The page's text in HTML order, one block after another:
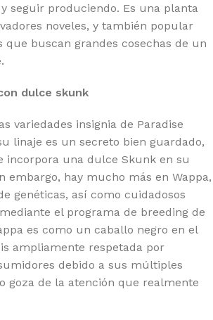
seguir produciendo. Es una planta
noveles, y también popular
que buscan grandes cosechas de un
dulce skunk
variedades insignia de Paradise
linaje es un secreto bien guardado,
incorpora una dulce Skunk en su
embargo, hay mucho más en Wappa,
genéticas, así como cuidadosos
el programa de breeding de
es como un caballo negro en el
ampliamente respetada por
debido a sus múltiples
goza de la atención que realmente